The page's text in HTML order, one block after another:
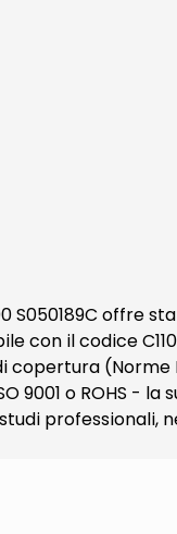
S050189C offre
con il codice
9001 o ROHS -
professionali,